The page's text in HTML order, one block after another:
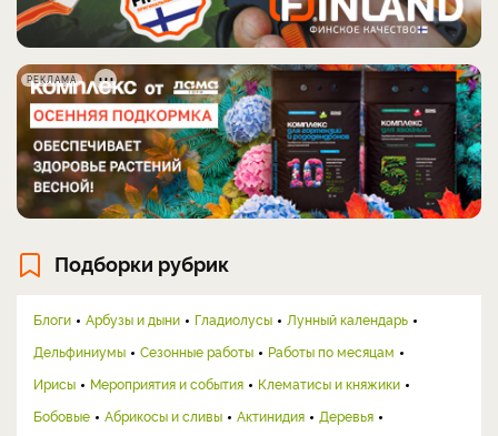
РЕКЛАМА
Подборки рубрик
Блоги Арбузы и дыни Гладиолусы
Лунный календарь
Дельфиниумы
Сезонные работы
Работы по месяцам
Ирисы
Мероприятия и события
Клематисы и княжики
Бобовые
Абрикосы и сливы Актинидия
Деревья